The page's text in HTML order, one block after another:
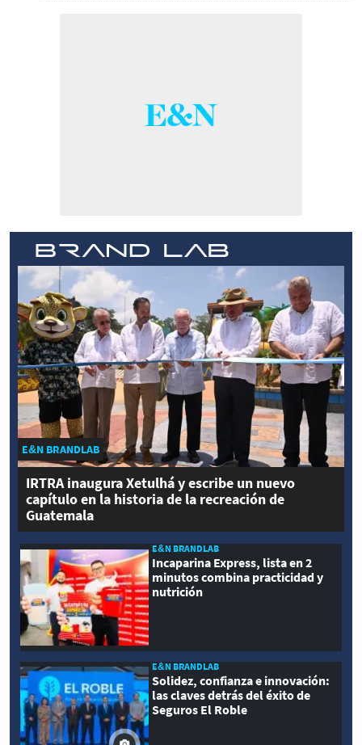
E&N BRANDLAB
IRTRA inaugura Xetulhá y escribe un nuevo
capítulo en la historia de la recreación de
Guatemala
E&N BRANDLAB
Incaparina Express, lista en 2
minutos combina practicidad y
nutrición
E&N BRANDLAB
Solidez, confianza e innovación:
las claves detrás del éxito de
Seguros El Roble